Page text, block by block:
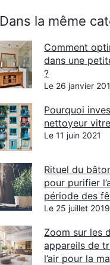
Dans la même
Comment
dans une
?
Le 26 janvier
Pourquoi
nettoyeur
Le 11 juin 2021
Rituel du
pour purifier
période des
Le 25 juillet 2019
Zoom sur les
appareils de
l’air pour la